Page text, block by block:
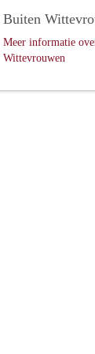
Buiten
Meer informatie
Wittevrouwen